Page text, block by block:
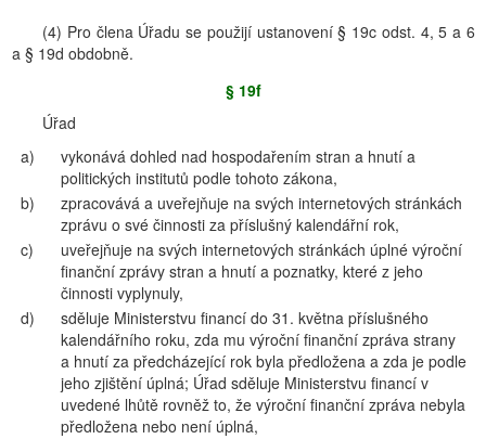
(4) Pro člena Úřadu se použijí ustanovení § 19c odst. 4, 5 a 6
a § 19d obdobně.
§ 19f
Úřad
a)
vykonává dohled nad hospodařením stran a hnutí a
politických institutů podle tohoto zákona,
b)
zpracovává a uveřejňuje na svých internetových stránkách
zprávu o své činnosti za příslušný kalendářní rok,
c)
uveřejňuje na svých internetových stránkách úplné výroční
finanční zprávy stran a hnutí a poznatky, které z jeho
činnosti vyplynuly,
d)
sděluje Ministerstvu financí do 31. května příslušného
kalendářního roku, zda mu výroční finanční zpráva strany
a hnutí za předcházející rok byla předložena a zda je podle
jeho zjištění úplná; Úřad sděluje Ministerstvu financí v
uvedené lhůtě rovněž to, že výroční finanční zpráva nebyla
předložena nebo není úplná,